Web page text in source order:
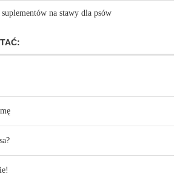
na stawy dla psów